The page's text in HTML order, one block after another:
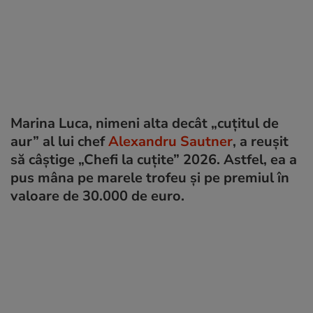
Marina Luca, nimeni alta decât „cuțitul de
aur” al lui chefAlexandru Sautner, a reușit
să câștige „Chefi la cuțite” 2026. Astfel, ea a
pus mâna pe marele trofeu și pe premiul în
valoare de 30.000 de euro.